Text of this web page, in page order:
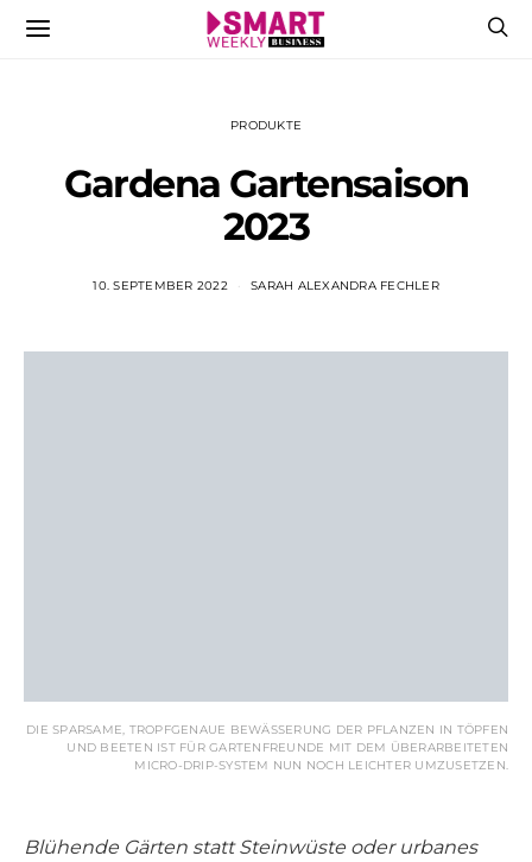
PRODUKTE
Gardena Gartensaison
2023
10. SEPTEMBER 2022 SARAH ALEXANDRA FECHLER
DIE SPARSAME, TROPFGENAUE BEWÄSSERUNG DER PFLANZEN IN TÖPFEN
UND BEETEN IST FÜR GARTENFREUNDE MIT DEM ÜBERARBEITETEN
MICRO-DRIP-SYSTEM NUN NOCH LEICHTER UMZUSETZEN.
Blühende Gärten statt Steinwüste oder urbanes